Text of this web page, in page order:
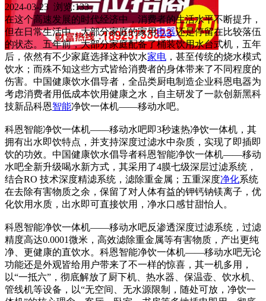
2024-03-23 浏览:133
在这个高速发展的时代经济中，消费者的生活水平不断提升，
但在日常生活中，大部分家庭的家用电器还是停留在比较落伍
的状态。五年前，大部分家庭配备了桶装饮用水台式机，五年
后，依然有不少家庭选择这种饮水家电 ，甚至传统的烧水模式
饮水；而殊不知这些方式皆给消费者的身体带来了不同程度的
伤害。中国健康饮水倡导者，全品类厨电制造企业科恩电器为
考虑消费者用低成本饮用健康之水，自主研发了一款创新黑科
技新品科恩智能净饮一体机——移动水吧。
科恩智能净饮一体机——移动水吧即3秒速热净饮一体机，其
拥有出水即饮特点，并支持深度过滤水中杂质，实现了即插即
饮的功效。中国健康饮水倡导者科恩智能净饮一体机——移动
水吧全新升级喝水新方式，其采用了4膜七级深层过滤系统，
结合RO 技术深度精滤系统，滤除重金属；五重深度净化系统
在去除有害物质之余，保留了对人体有益的钾钙钠镁离子，优
化饮用水质，出水即可直接饮用，净水口感甘甜怡人。
科恩智能净饮一体机——移动水吧反渗透深度过滤系统，过滤
精度高达0.0001微米，高效滤除重金属等有害物质，产出更纯
净、更健康的直饮水。科恩智能净饮一体机——移动水吧无论
功能还是外观皆给用户带来了不一样的惊喜，其一机多用，
以“一抵六”，彻底解放了厨下机、热水器、保温壶、饮水机、
管线机等设备，以“无空间、无水源限制，随处可放，净饮一